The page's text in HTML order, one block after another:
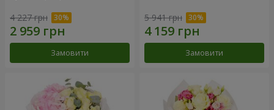
4 227 грн
Замовити
5 941 грн
Замовити